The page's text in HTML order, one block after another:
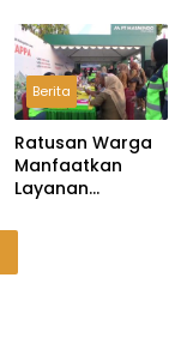
Masyarakat
Lingkar Tambang
Berita
Ratusan Warga
Manfaatkan
Layanan
PT Masmindo di